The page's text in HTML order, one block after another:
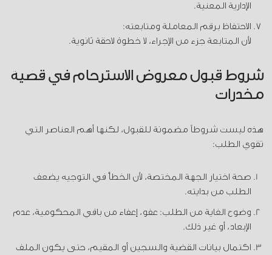
الإدارية المعنية.
الاحتفاظ برقم المعاملة ومتابعته:
لأن المتابعة جزء من الإجراء، لا خطوة لاحقة ثانوية.
شروط قبول معروض الاسترحام في قضية
مخدرات
هذه ليست شروطاً مضمونة للقبول، لكنها أهم العناصر التي
تقوي الطلب:
صحة اختيار الجهة المختصة، لأن الخطأ في التوجيه يضعف
الطلب من بدايته.
وضوح الغاية من الطلب: عفو، إعفاء من باقي المحكومية، عدم
الإبعاد، أو غير ذلك.
اكتمال بيانات القضية والسجين أو المقيم، حتى يكون الملف